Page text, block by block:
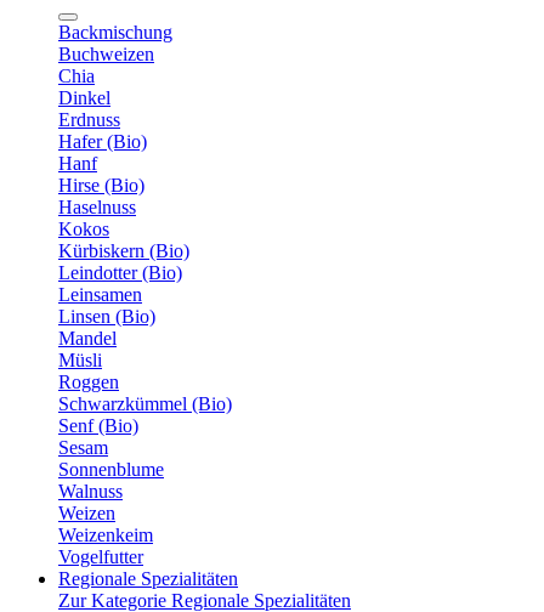
Backmischung
Buchweizen
Chia
Dinkel
Erdnuss
Hafer (Bio)
Hanf
Hirse (Bio)
Haselnuss
Kokos
Kürbiskern (Bio)
Leindotter (Bio)
Leinsamen
Linsen (Bio)
Mandel
Müsli
Roggen
Schwarzkümmel (Bio)
Senf (Bio)
Sesam
Sonnenblume
Walnuss
Weizen
Weizenkeim
Vogelfutter
Regionale Spezialitäten
Zur Kategorie Regionale Spezialitäten